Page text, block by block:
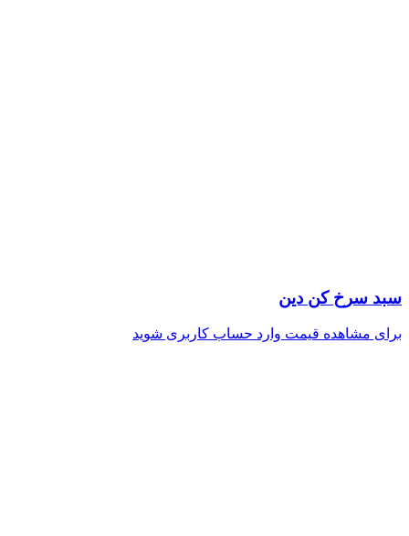
سبد سرخ کن دین
برای مشاهده قیمت وارد حساب کاربری شوید